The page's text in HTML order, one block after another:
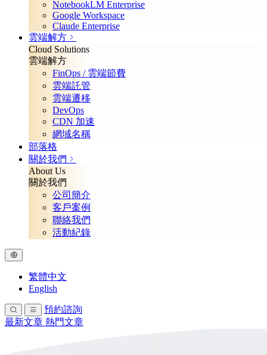
NotebookLM Enterprise
Google Workspace
Claude Enterprise
雲端解方
Cloud Solutions
雲端解方
FinOps / 雲端節費
雲端託管
雲端遷移
DevOps
CDN 加速
網域名稱
部落格
關於我們
About Us
關於我們
公司簡介
客戶案例
聯絡我們
活動紀錄
繁體中文
English
預約諮詢
最新文章 熱門文章